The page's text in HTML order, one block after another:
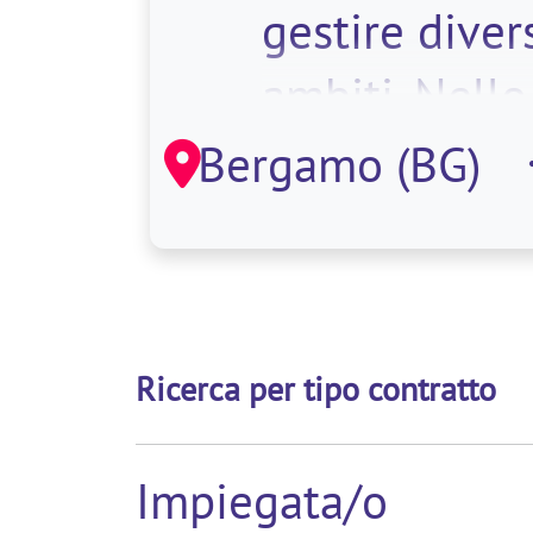
gestire
ambiti. Nello
specifico il
Bergamo (BG)
Ricerca per tipo contratto
Impiegata/o